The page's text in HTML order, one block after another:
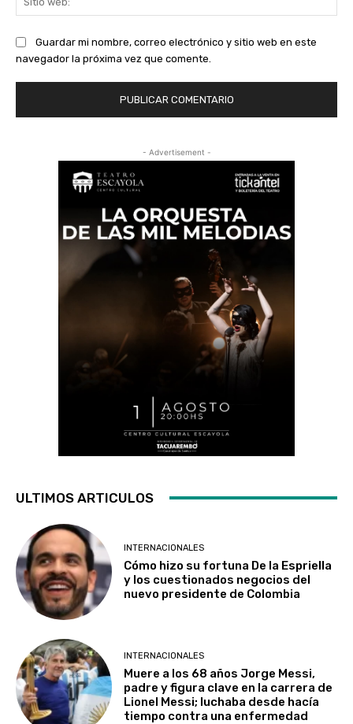
Guardar mi nombre, correo electrónico y sitio web en este
navegador la próxima vez que comente.
- Advertisement -
ULTIMOS ARTICULOS
INTERNACIONALES
Cómo hizo su fortuna De la Espriella
y los cuestionados negocios del
nuevo presidente de Colombia
INTERNACIONALES
Muere a los 68 años Jorge Messi,
padre y figura clave en la carrera de
Lionel Messi; luchaba desde hacía
tiempo contra una enfermedad